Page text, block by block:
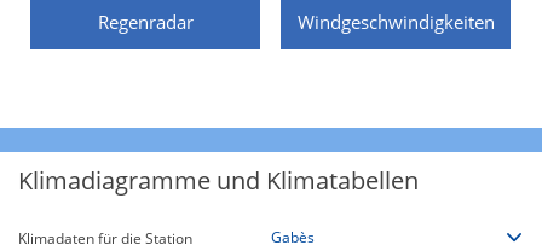
Regenradar Windgeschwindigkeiten
Klimadiagramme und Klimatabellen
Klimadaten für die Station